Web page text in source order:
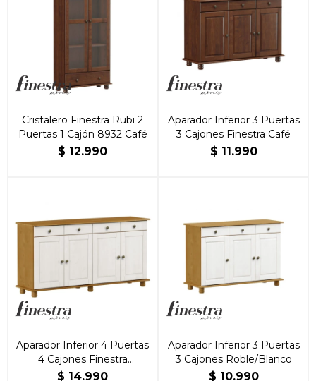
Cristalero Finestra Rubi 2
Puertas 1 Cajón 8932 Café
$ 12.990
Aparador Inferior 3 Puertas
3 Cajones Finestra Café
$ 11.990
Aparador Inferior 4 Puertas
4 Cajones Finestra
Roble/Blanco
$ 14.990
Aparador Inferior 3 Puertas
3 Cajones Roble/Blanco
$ 10.990